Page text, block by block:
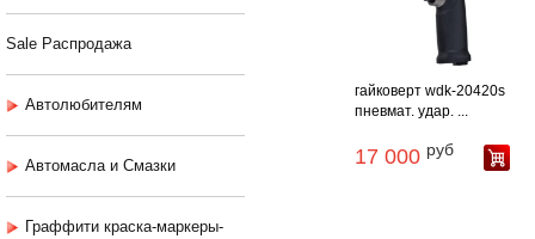
Sale Распродажа
Автолюбителям
Автомасла и Смазки
Граффити краска-маркеры-
гайковерт wdk-20420s
пневмат. удар. ...
17 000 руб